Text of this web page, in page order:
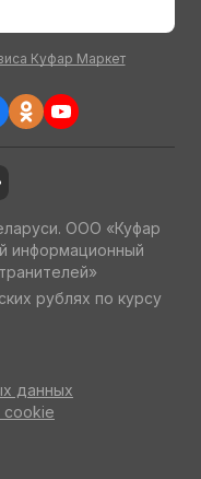
Куфар Маркет
ООО «Куфар
информационный
рублях по курсу
данных
cookie